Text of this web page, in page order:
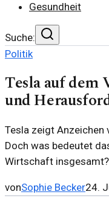
Gesundheit
Suche:
Politik
Tesla auf dem
und
Tesla zeigt Anzeichen
Doch was bedeutet
Wirtschaft insgesamt?
vonSophie Becker24.